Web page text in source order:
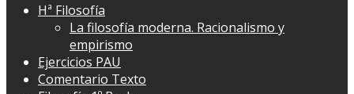
Hª Filosofía
La filosofía moderna. Racionalismo y
empirismo
Ejercicios PAU
Comentario Texto